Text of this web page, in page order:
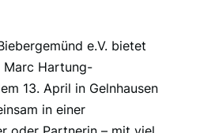
e.V. bietet
Marc Hartung-
13. April in Gelnhausen
in einer